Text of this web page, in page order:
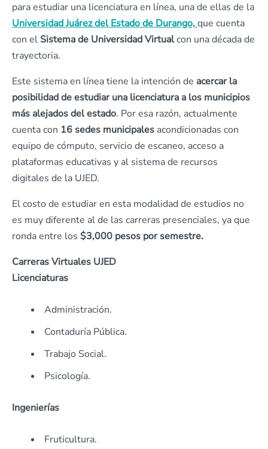
para estudiar una licenciatura en línea, una de ellas de la
Universidad Juárez del Estado de Durango,que cuenta
con elSistema de Universidad Virtualcon una década de
trayectoria.
Este sistema en línea tiene la intención de acercar la
posibilidad de estudiar una licenciatura a los municipios
más alejados del estado. Por esa razón, actualmente
cuenta con 16 sedes municipales acondicionadas con
equipo de cómputo, servicio de escaneo, acceso a
plataformas educativas y al sistema de recursos
digitales de la UJED.
El costo de estudiar en esta modalidad de estudios no
es muy diferente al de las carreras presenciales, ya que
ronda entre los $3,000 pesos por semestre.
Carreras Virtuales UJED
Licenciaturas
Administración.
Contaduría Pública.
Trabajo Social.
Psicología.
Ingenierías
Fruticultura.